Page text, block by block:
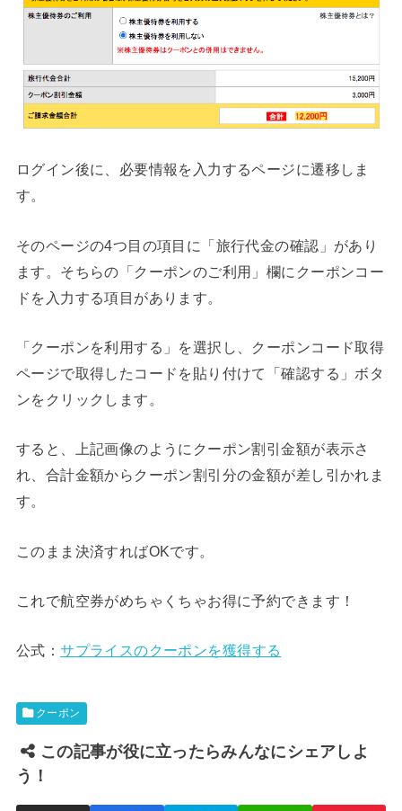
ログイン後に、必要情報を入力するページに遷移しま
す。
そのページの4つ目の項目に「旅行代金の確認」があり
ます。そちらの「クーポンのご利用」欄にクーポンコー
ドを入力する項目があります。
「クーポンを利用する」を選択し、クーポンコード取得
ページで取得したコードを貼り付けて「確認する」ボタ
ンをクリックします。
すると、上記画像のようにクーポン割引金額が表示さ
れ、合計金額からクーポン割引分の金額が差し引かれま
す。
このまま決済すればOKです。
これで航空券がめちゃくちゃお得に予約できます！
公式：サプライスのクーポンを獲得する
クーポン
この記事が役に立ったらみんなにシェアしよ
う！